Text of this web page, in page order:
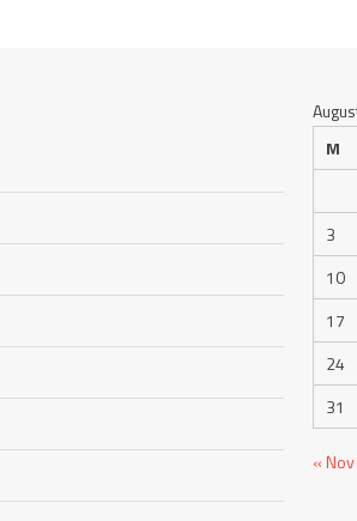
M
3
10
17
24
31
« Nov